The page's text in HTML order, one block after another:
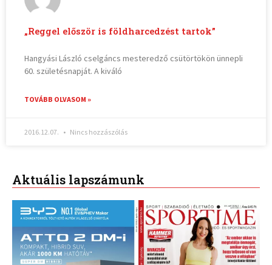
„Reggel először is földharcedzést tartok”
Hangyási László cselgáncs mesteredző csütörtökön ünnepli
60. születésnapját. A kiváló
TOVÁBB OLVASOM »
2016.12.07. Nincs hozzászólás
Aktuális lapszámunk